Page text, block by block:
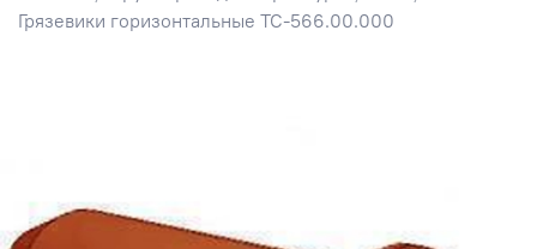
Грязевики горизонтальные ТС-566.00.000